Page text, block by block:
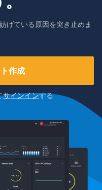
げている原因を突き止めま
作成
サインインする